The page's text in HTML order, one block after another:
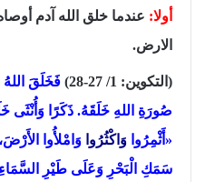
أولا: عندما خلق الله آدم
الارض.
(التكوين: 1/ 27-28)
فَخَلَقَ
صُورَةِ اللهِ خَلَقَهُ. ذَكَرًا وَأُنْثَى
«أَثْمِرُوا وَاكْثُرُوا وَامْلأُوا
سَمَكِ الْبَحْرِ وَعَلَى طَيْرِ